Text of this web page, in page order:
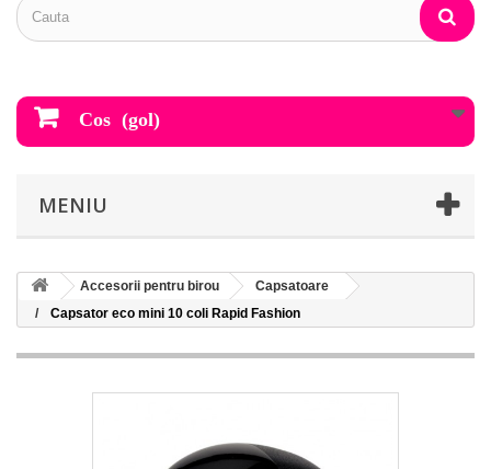
Cos (gol)
MENIU
Accesorii pentru birou
Capsatoare
Capsator eco mini 10 coli Rapid Fashion